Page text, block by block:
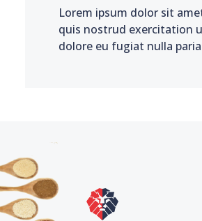
Lorem ipsum dolor sit
quis nostrud exercitation
dolore eu fugiat nulla